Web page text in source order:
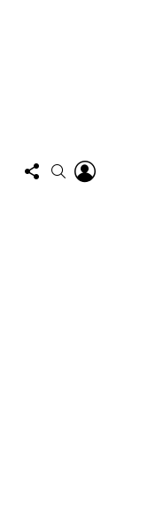
FOLLOW
US
SEARCH